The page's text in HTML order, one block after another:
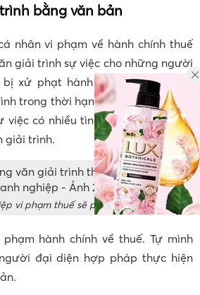
bằng văn bản
nhân vi phạm về hành chính thuế
giải trình sự việc cho những người
bị xử phạt hành chính, tổ chức cá
trong thời hạn không quá 5 ngày.
có nhiều tình tiết rắc rối, phức
giải trình.
vi phạm thuế sẽ phải làm giải trình
hành chính về thuế. Tự mình
đại diện hợp pháp thực hiện